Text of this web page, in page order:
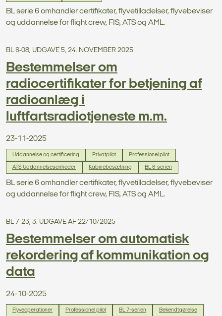
BL serie 6 omhandler certifikater, flyvetilladelser, flyvebeviser
og uddannelse for flight crew, FIS, ATS og AML.
BL 6-08, UDGAVE 5, 24. NOVEMBER 2025
Bestemmelser om
radiocertifikater for betjening af
radioanlæg i
luftfartsradiotjeneste m.m.
23-11-2025
Uddannelse og certificering Privatpilot Professionel pilot
ATS Uddannelsesenheder Kabinebesætning BL 6-serien
BL serie 6 omhandler certifikater, flyvetilladelser, flyvebeviser
og uddannelse for flight crew, FIS, ATS og AML.
BL 7-23, 3. UDGAVE AF 22/10/2025
Bestemmelser om automatisk
rekordering af kommunikation og
data
24-10-2025
Flyveoperationer Professionel pilot BL 7-serien Bekendtgørelse